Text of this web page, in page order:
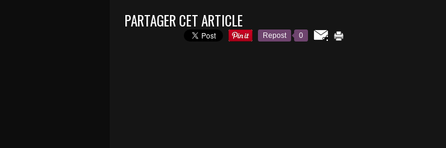
PARTAGER CET ARTICLE
Repost 0